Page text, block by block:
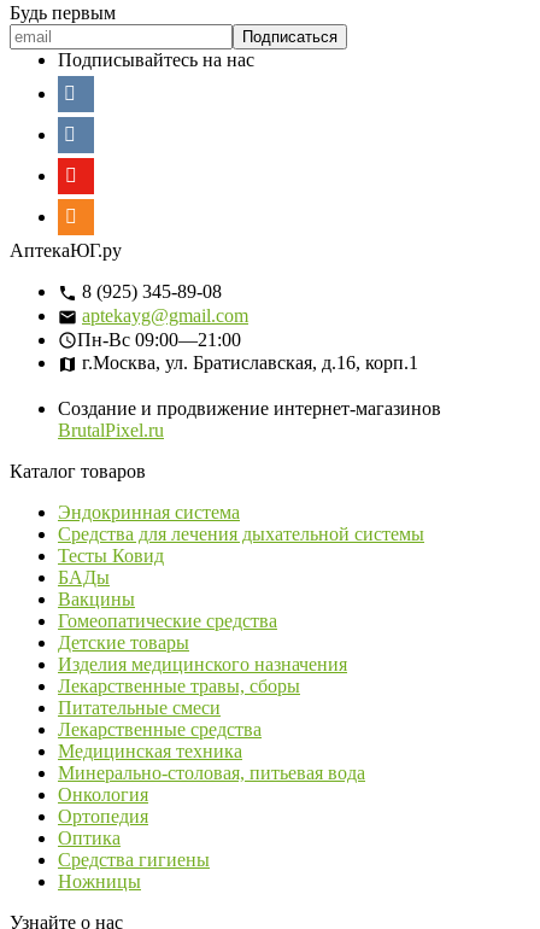
Будь первым
Подписывайтесь на нас
АптекаЮГ.ру
8 (925) 345-89-08
aptekayg@gmail.com
Пн-Вс 09:00—21:00
г.Москва, ул. Братиславская, д.16, корп.1
Создание и продвижение интернет-магазинов
BrutalPixel.ru
Каталог товаров
Эндокринная система
Средства для лечения дыхательной системы
Тесты Ковид
БАДы
Вакцины
Гомеопатические средства
Детские товары
Изделия медицинского назначения
Лекарственные травы, сборы
Питательные смеси
Лекарственные средства
Медицинская техника
Минерально-столовая, питьевая вода
Онкология
Ортопедия
Оптика
Средства гигиены
Ножницы
Узнайте о нас